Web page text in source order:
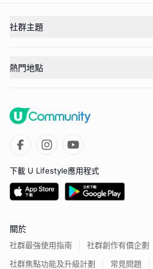
社群主題
熱門地點
下載 U Lifestyle應用程式
關於
社群最強使用指南
社群創作有價企劃
社群焦點功能及升級計劃
常見問題